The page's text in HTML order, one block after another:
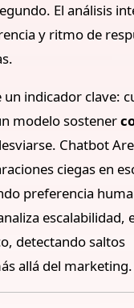
El análisis
y ritmo de
un indicador clave:
modelo sostener
Chatbot
ciegas en
preferencia
escalabilidad,
detectando saltos
allá del marketing.